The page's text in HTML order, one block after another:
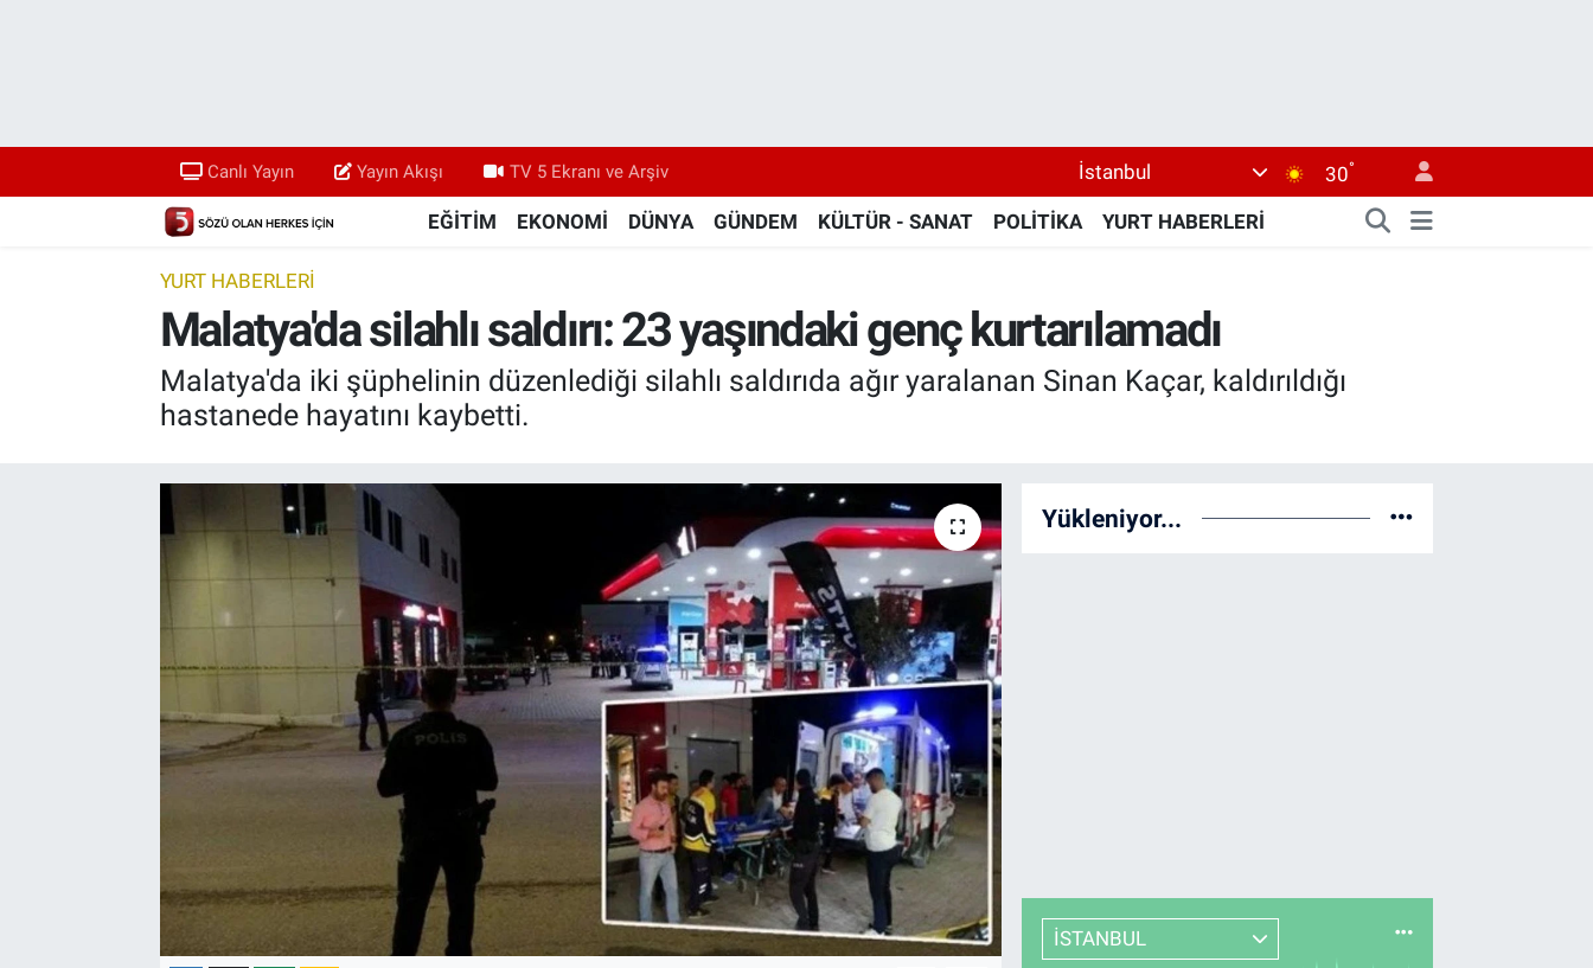
Canlı Yayın Yayın Akışı TV 5 Ekranı ve Arşiv İstanbul 30°
EĞİTİM EKONOMİ DÜNYA GÜNDEM KÜLTÜR - SANAT POLİTİKA YURT HABERLERİ
YURT HABERLERİ
Malatya'da silahlı saldırı: 23 yaşındaki genç kurtarılamadı
Malatya'da iki şüphelinin düzenlediği silahlı saldırıda ağır yaralanan Sinan Kaçar, kaldırıldığı
hastanede hayatını kaybetti.
Yükleniyor...
İSTANBUL
Yayın Akışı
TV 5 Ekranı ve Arşiv